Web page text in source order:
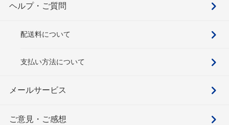
ヘルプ・ご質問
配送料について
支払い方法について
メールサービス
ご意見・ご感想